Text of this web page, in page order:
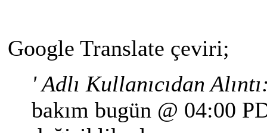
Google Translate çeviri;
' Adlı Kullanıcıdan
bakım bugün @ 04:00